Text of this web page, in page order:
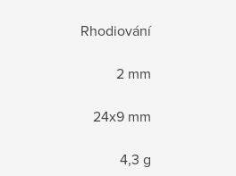
Rhodiování
2 mm
24x9 mm
4,3 g